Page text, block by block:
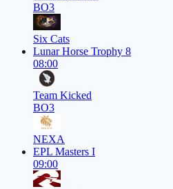
BO3
Six Cats
Lunar Horse Trophy 8
08:00
Team Kicked
BO3
NEXA
EPL Masters I
09:00